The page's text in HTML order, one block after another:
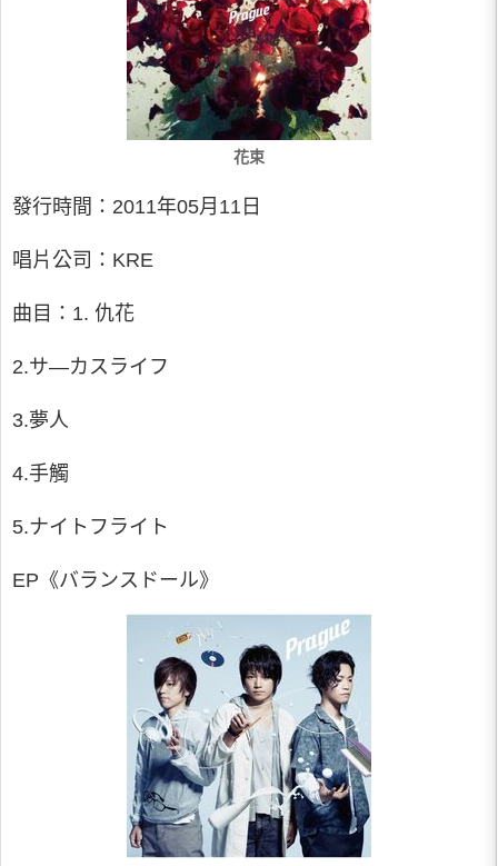
花束
發行時間：2011年05月11日
唱片公司：KRE
曲目：1. 仇花
2.サ—カスライフ
3.夢人
4.手觸
5.ナイトフライト
EP《バランスドール》